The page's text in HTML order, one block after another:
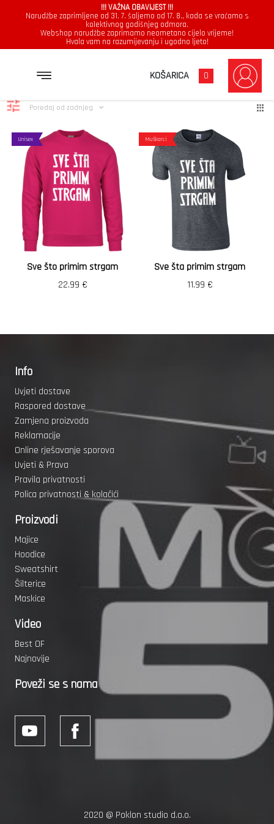
!!! VAŽNA OBAVIJEST !!!
Narudžbe zaprimljene od 31. 7. šaljemo od 17. 8., kada se vraćamo s
kolektivnog godišnjeg odmora.
Webshop narudžbe zaprimamo neometano cijelo vrijeme!
Hvala vam na razumijevanju i ugodno ljeto!
KOŠARICA 0
sve strgam Prikazuje se svih 2 rezultata Poredano
po
Poredaj od zadnjeg
Unisex
Sve što primim strgam
22.99 €
Muškarci
Sve šta primim strgam
11.99 €
Info
Uvjeti dostave
Raspored dostave
Zamjena proizvoda
Reklamacije
Online rješavanje sporova
Uvjeti & Prava
Pravila privatnosti
Polica privatnosti & kolačići
Proizvodi
Majice
Hoodice
Sweatshirt
Šilterice
Maskice
Video
Best OF
Najnovije
Poveži se s nama
2020 @ Poklon studio d.o.o.